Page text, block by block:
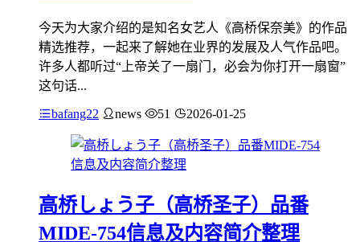
今天为大家介绍的是知名女艺人《高桥保奈美》的作品
精选推荐，一起来了解她在业界的发展及人气作品吧。
许多人都听过“上帝关了一扇门，必会为你打开一扇窗”
这句话...
bafang22 news 51 2026-01-25
高桥しょう子（高桥圣子）品番
MIDE-754信息及内容简介整理